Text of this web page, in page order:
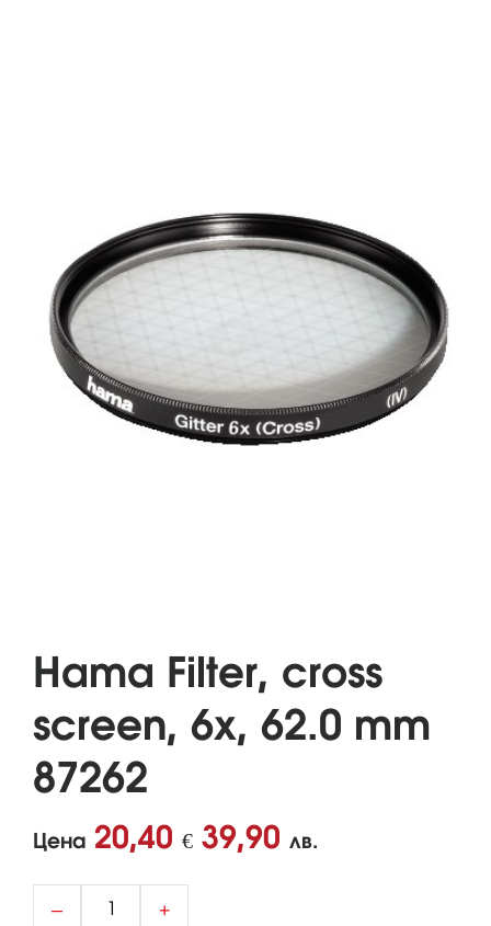
Hama Filter, cross
screen, 6x, 62.0 mm
87262
Цена 20,40 € 39,90 лв.
– +